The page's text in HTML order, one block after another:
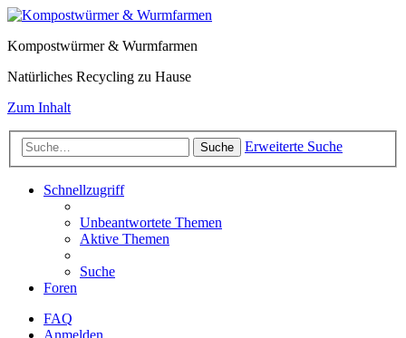
Kompostwürmer & Wurmfarmen
Natürliches Recycling zu Hause
Zum Inhalt
Suche Erweiterte Suche
Schnellzugriff
Unbeantwortete Themen
Aktive Themen
Suche
Foren
FAQ
Anmelden